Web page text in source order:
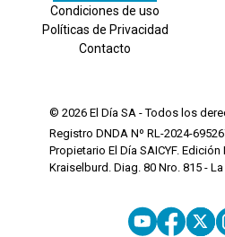
Condiciones de uso
Políticas de Privacidad
Contacto
© 2026 El Día SA - Todos los
Registro DNDA Nº RL-2024-
Propietario El Día SAICYF. Edición
Kraiselburd. Diag. 80 Nro. 815 -